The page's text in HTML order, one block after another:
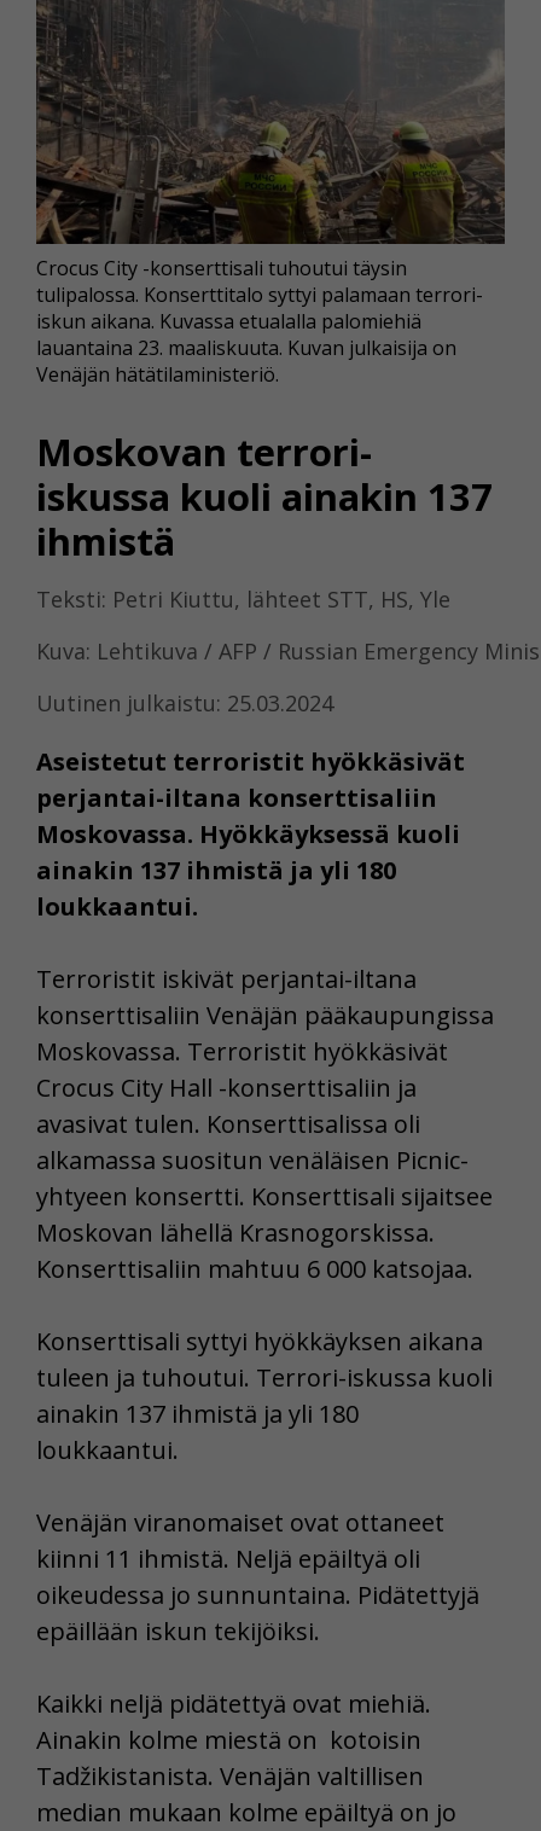
Moskovan terrori-
iskussa kuoli ainakin 137
ihmistä
Teksti: Petri Kiuttu, lähteet STT, HS, Yle
Kuva: Lehtikuva / AFP / Russian Emergency
Uutinen julkaistu: 25.03.2024
Aseistetut terroristit hyökkäsivät
perjantai-iltana konserttisaliin
Moskovassa. Hyökkäyksessä kuoli
ainakin 137 ihmistä ja yli 180
loukkaantui.
Crocus City -konserttisali tuhoutui täysin
tulipalossa. Konserttitalo syttyi palamaan terrori-
iskun aikana. Kuvassa etualalla palomiehiä
lauantaina 23. maaliskuuta. Kuvan julkaisija on
Venäjän hätätilaministeriö.
Terroristit iskivät perjantai-iltana
konserttisaliin Venäjän pääkaupungissa
Moskovassa. Terroristit hyökkäsivät
Crocus City Hall -konserttisaliin ja
avasivat tulen. Konserttisalissa oli
alkamassa suositun venäläisen Picnic-
yhtyeen konsertti. Konserttisali sijaitsee
Moskovan lähellä Krasnogorskissa.
Konserttisaliin mahtuu 6 000 katsojaa.
Konserttisali syttyi hyökkäyksen aikana
tuleen ja tuhoutui. Terrori-iskussa kuoli
ainakin 137 ihmistä ja yli 180
loukkaantui.
Venäjän viranomaiset ovat ottaneet
kiinni 11 ihmistä. Neljä epäiltyä oli
oikeudessa jo sunnuntaina. Pidätettyjä
epäillään iskun tekijöiksi.
Kaikki neljä pidätettyä ovat miehiä.
Ainakin kolme miestä on kotoisin
Tadžikistanista. Venäjän valtillisen
median mukaan kolme epäiltyä on jo